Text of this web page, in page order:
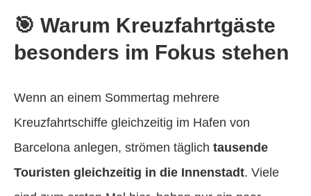
🎯 Warum Kreuzfahrtgäste
besonders im Fokus stehen
Wenn an einem Sommertag mehrere
Kreuzfahrtschiffe gleichzeitig im Hafen von
Barcelona anlegen, strömen täglich tausende
Touristen gleichzeitig in die Innenstadt. Viele